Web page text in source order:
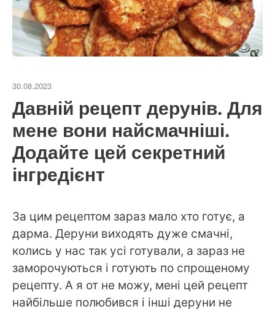
30.08.2023
Давній рецепт дерунів. Для
мене вони найсмачніші.
Додайте цей секретний
інгредієнт
За цим рецептом зараз мало хто готує, а
дарма. Деруни виходять дуже смачні,
колись у нас так усі готували, а зараз не
заморочуються і готують по спрощеному
рецепту. А я от не можу, мені цей рецепт
найбільше полюбився і інші деруни не